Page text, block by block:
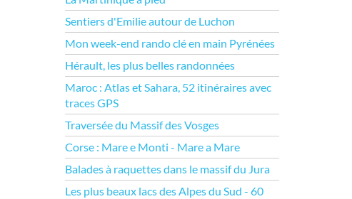
Sentiers d'Emilie autour de Luchon
Mon week-end rando clé en main Pyrénées
Hérault, les plus belles randonnées
Maroc : Atlas et Sahara, 52 itinéraires avec
traces GPS
Traversée du Massif des Vosges
Corse : Mare e Monti - Mare a Mare
Balades à raquettes dans le massif du Jura
Les plus beaux lacs des Alpes du Sud - 60